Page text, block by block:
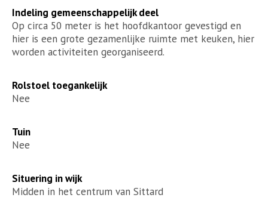
Indeling gemeenschappelijk deel
Op circa 50 meter is het hoofdkantoor gevestigd en
hier is een grote gezamenlijke ruimte met keuken, hier
worden activiteiten georganiseerd.
Rolstoel toegankelijk
Nee
Tuin
Nee
Situering in wijk
Midden in het centrum van Sittard